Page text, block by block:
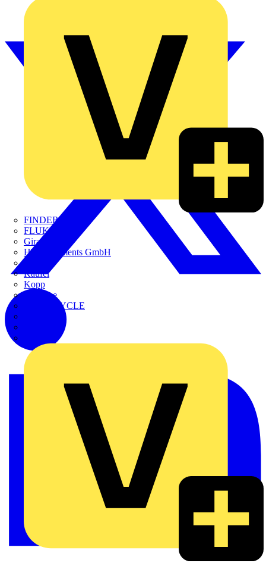
FINDER
FLUKE
Gira
HT Instruments GmbH
Kaufel
Kopp
Lichtline
LIGHTCYCLE